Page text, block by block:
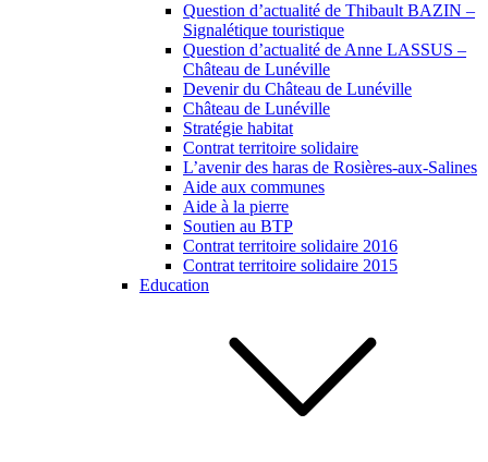
Question d’actualité de Thibault BAZIN –
Signalétique touristique
Question d’actualité de Anne LASSUS –
Château de Lunéville
Devenir du Château de Lunéville
Château de Lunéville
Stratégie habitat
Contrat territoire solidaire
L’avenir des haras de Rosières-aux-Salines
Aide aux communes
Aide à la pierre
Soutien au BTP
Contrat territoire solidaire 2016
Contrat territoire solidaire 2015
Education